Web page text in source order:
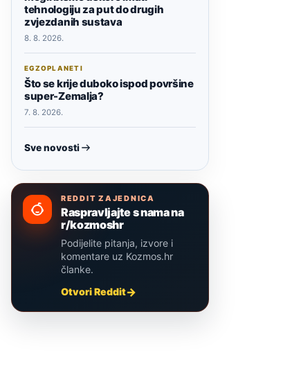
tehnologiju za put do drugih
zvjezdanih sustava
8. 8. 2026.
EGZOPLANETI
Što se krije duboko ispod površine
super-Zemalja?
7. 8. 2026.
Sve novosti
REDDIT ZAJEDNICA
Raspravljajte s nama na
r/kozmoshr
Podijelite pitanja, izvore i
komentare uz Kozmos.hr
članke.
Otvori Reddit